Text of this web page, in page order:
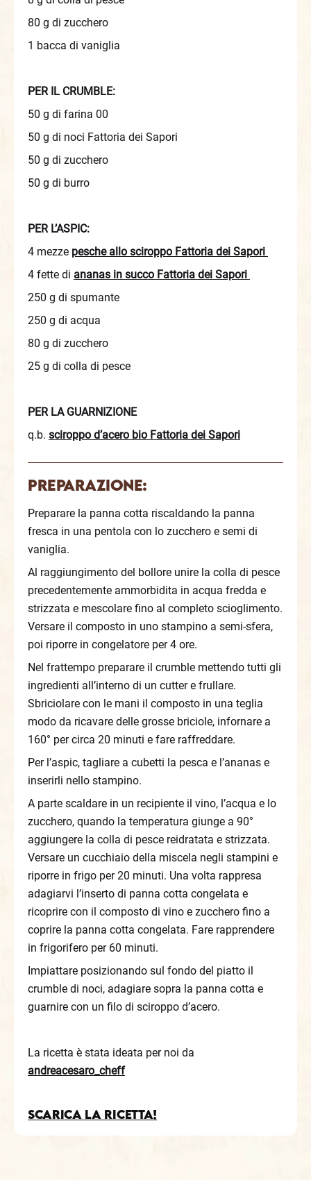
80 g di zucchero
1 bacca di vaniglia
PER IL CRUMBLE:
50 g di farina 00
50 g di noci Fattoria dei Sapori
50 g di zucchero
50 g di burro
PER L’ASPIC:
4 mezze pesche allo sciroppo Fattoria dei Sapori
4 fette di ananas in succo Fattoria dei Sapori
250 g di spumante
250 g di acqua
80 g di zucchero
25 g di colla di pesce
PER LA GUARNIZIONE
q.b. sciroppo d’acero bio Fattoria dei Sapori
Preparazione:
Preparare la panna cotta riscaldando la panna
fresca in una pentola con lo zucchero e semi di
vaniglia.
Al raggiungimento del bollore unire la colla di pesce
precedentemente ammorbidita in acqua fredda e
strizzata e mescolare fino al completo scioglimento.
Versare il composto in uno stampino a semi-sfera,
poi riporre in congelatore per 4 ore.
Nel frattempo preparare il crumble mettendo tutti gli
ingredienti all’interno di un cutter e frullare.
Sbriciolare con le mani il composto in una teglia
modo da ricavare delle grosse briciole, infornare a
160° per circa 20 minuti e fare raffreddare.
Per l’aspic, tagliare a cubetti la pesca e l’ananas e
inserirli nello stampino.
A parte scaldare in un recipiente il vino, l’acqua e lo
zucchero, quando la temperatura giunge a 90°
aggiungere la colla di pesce reidratata e strizzata.
Versare un cucchiaio della miscela negli stampini e
riporre in frigo per 20 minuti. Una volta rappresa
adagiarvi l’inserto di panna cotta congelata e
ricoprire con il composto di vino e zucchero fino a
coprire la panna cotta congelata. Fare rapprendere
in frigorifero per 60 minuti.
Impiattare posizionando sul fondo del piatto il
crumble di noci, adagiare sopra la panna cotta e
guarnire con un filo di sciroppo d’acero.
La ricetta è stata ideata per noi da
andreacesaro_cheff
Scarica la ricetta!